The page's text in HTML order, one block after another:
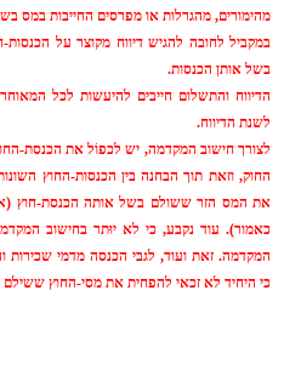
מהימורים, מהגרלות או מפרסים החייבות במס בשיעור
במקביל לחובה להגיש דיווח מקוצר על
בשל אותן הכנסות.
לשנת הדיווח.
לצורך חישוב המקדמה, יש לכפוֹל את הכנסת-
החוק, וזאת תוך הבחנה בין הכנסות-החוץ
את המס הזר ששולם בשל אותה הכנסת-חוץ
כאמור). עוד נקבע, כי לא יוּתר בחישוב המקדמה
המקדמה. זאת ועוד, לגבי הכנסה מדמי שכירות
כי היחיד לא זכאי להפחית את מסי-החוץ ששילם